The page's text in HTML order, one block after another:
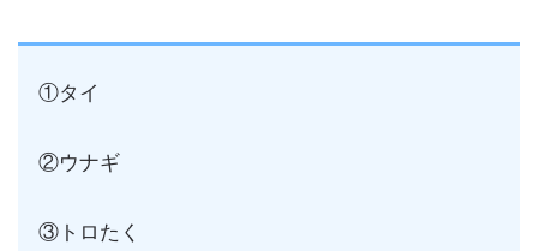
①タイ
②ウナギ
③トロたく